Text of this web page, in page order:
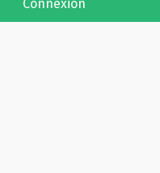
Connexion